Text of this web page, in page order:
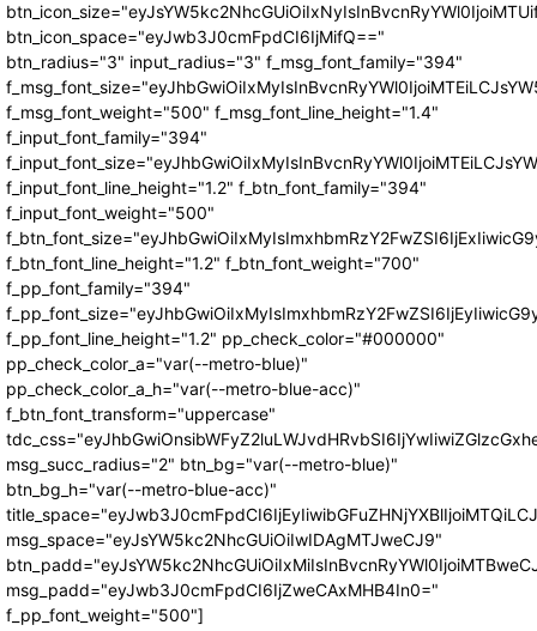
btn_icon_space="eyJwb3J0cmFpdCI6IjMifQ=="
btn_radius="3" input_radius="3" f_msg_font_family="394"
f_msg_font_weight="500" f_msg_font_line_height="1.4"
f_input_font_family="394"
f_input_font_line_height="1.2" f_btn_font_family="394"
f_input_font_weight="500"
f_btn_font_line_height="1.2" f_btn_font_weight="700"
f_pp_font_family="394"
f_pp_font_line_height="1.2" pp_check_color="#000000"
pp_check_color_a="var(--metro-blue)"
pp_check_color_a_h="var(--metro-blue-acc)"
f_btn_font_transform="uppercase"
msg_succ_radius="2" btn_bg="var(--metro-blue)"
btn_bg_h="var(--metro-blue-acc)"
msg_space="eyJsYW5kc2NhcGUiOiIwIDAgMTJweCJ9"
msg_padd="eyJwb3J0cmFpdCI6IjZweCAxMHB4In0="
f_pp_font_weight="500"]